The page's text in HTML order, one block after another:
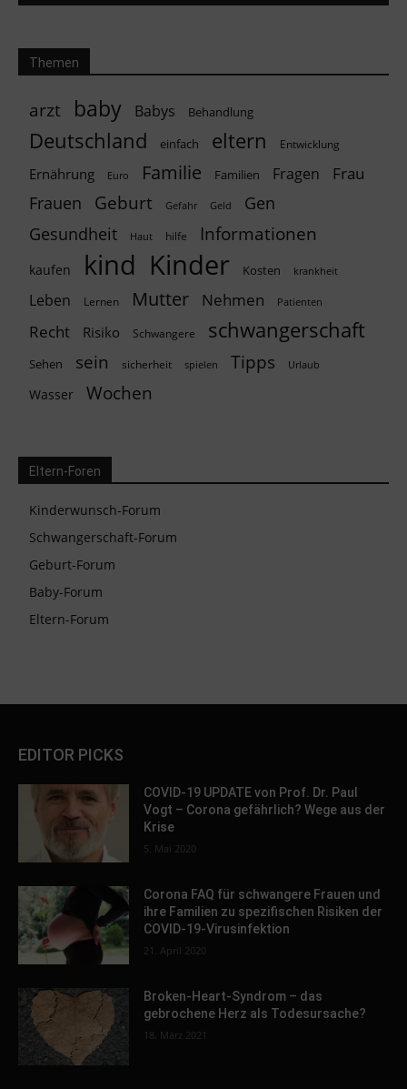
Themen
arzt baby Babys Behandlung
Deutschland einfach eltern Entwicklung
Ernährung Euro Familie Familien Fragen Frau
Frauen Geburt Gefahr Geld
Gen
Gesundheit
Haut hilfe Informationen
kaufen kind Kinder Kosten krankheit
Leben Lernen Mutter Nehmen Patienten
Recht Risiko Schwangere schwangerschaft
Sehen sein sicherheit spielen Tipps Urlaub
Wasser Wochen
Eltern-Foren
Kinderwunsch-Forum
Schwangerschaft-Forum
Geburt-Forum
Baby-Forum
Eltern-Forum
EDITOR PICKS
COVID-19 UPDATE von Prof. Dr. Paul
Vogt – Corona gefährlich? Wege aus der
Krise
5. Mai 2020
Corona FAQ für schwangere Frauen und
ihre Familien zu spezifischen Risiken der
COVID-19-Virusinfektion
21. April 2020
Broken-Heart-Syndrom – das
gebrochene Herz als Todesursache?
18. März 2021